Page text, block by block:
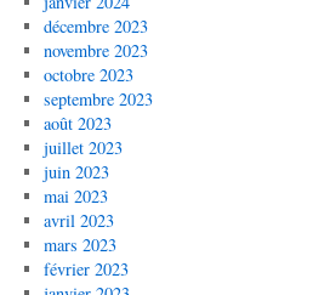
décembre 2023
novembre 2023
octobre 2023
septembre 2023
août 2023
juillet 2023
juin 2023
mai 2023
avril 2023
mars 2023
février 2023